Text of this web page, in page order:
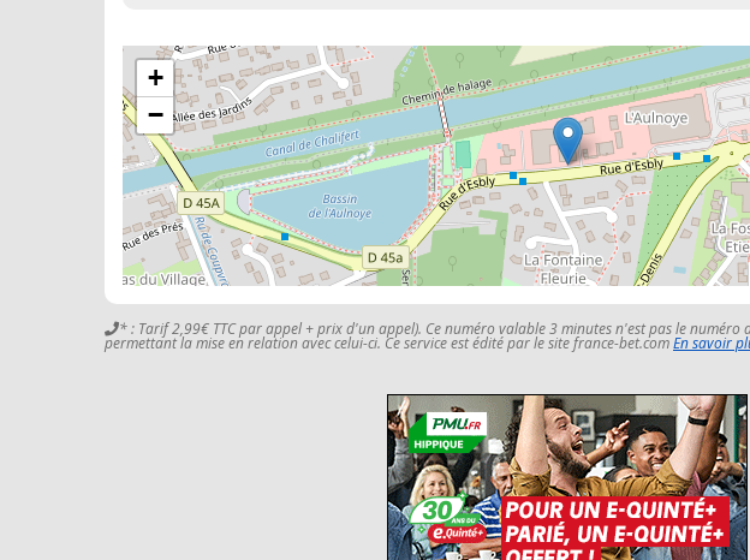
+
−
* : Tarif 2,99€ TTC par appel + prix d'un appel). Ce numéro valable 3 minutes n'est pas le
permettant la mise en relation avec celui-ci. Ce service est édité par le site france-bet.comEn savoir